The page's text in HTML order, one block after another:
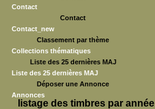
Contact
Contact
Contact_new
Classement par thème
Collections thématiques
Liste des 25 dernières MAJ
Liste des 25 dernières MAJ
Déposer une Annonce
Annonces
listage des timbres par année